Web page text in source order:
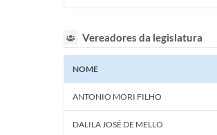
Vereadores da legislatura
NOME
ANTONIO MORI FILHO
DALILA JOSÉ DE MELLO